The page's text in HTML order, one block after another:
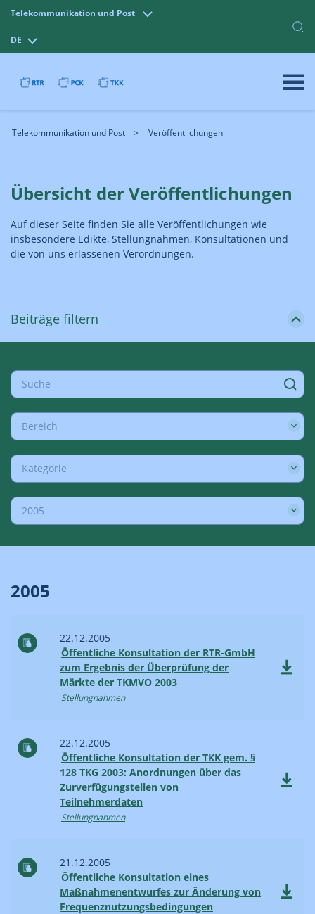
Telekommunikation und Post
DE
Telekommunikation und Post Veröffentlichungen
Übersicht der Veröffentlichungen
Auf dieser Seite finden Sie alle Veröffentlichungen wie
insbesondere Edikte, Stellungnahmen, Konsultationen und
die von uns erlassenen Verordnungen.
Beiträge filtern
Bereich
Kategorie
2005
2005
22.12.2005
Öffentliche Konsultation der RTR-GmbH
zum Ergebnis der Überprüfung der
Märkte der TKMVO 2003
Stellungnahmen
22.12.2005
Öffentliche Konsultation der TKK gem. §
128 TKG 2003: Anordnungen über das
Zurverfügungstellen von
Teilnehmerdaten
Stellungnahmen
21.12.2005
Öffentliche Konsultation eines
Maßnahmenentwurfes zur Änderung von
Frequenznutzungsbedingungen